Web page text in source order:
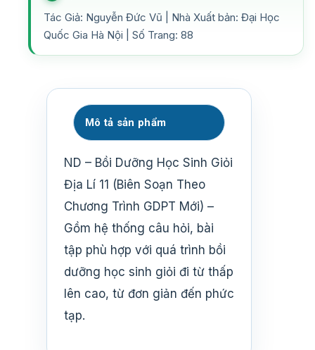
Tác Giả: Nguyễn Đức Vũ | Nhà Xuất bản: Đại Học
Quốc Gia Hà Nội | Số Trang: 88
Mô tả sản phẩm
ND – Bồi Dưỡng Học Sinh Giỏi
Địa Lí 11 (Biên Soạn Theo
Chương Trình GDPT Mới) –
Gồm hệ thống câu hỏi, bài
tập phù hợp với quá trình bồi
dưỡng học sinh giỏi đi từ thấp
lên cao, từ đơn giản đến phức
tạp.